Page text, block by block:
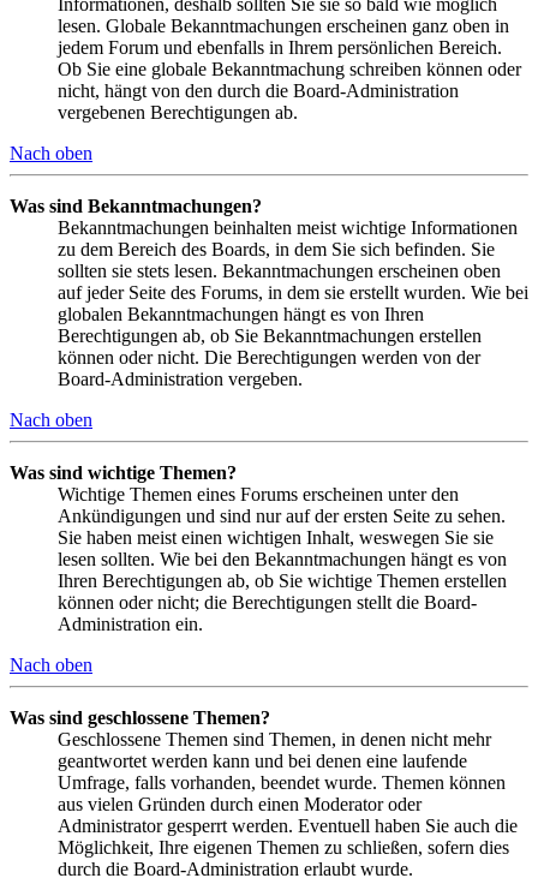
lesen. Globale Bekanntmachungen erscheinen ganz oben in
jedem Forum und ebenfalls in Ihrem persönlichen Bereich.
Ob Sie eine globale Bekanntmachung schreiben können oder
nicht, hängt von den durch die Board-Administration
vergebenen Berechtigungen ab.
Nach oben
Was sind Bekanntmachungen?
Bekanntmachungen beinhalten meist wichtige Informationen
zu dem Bereich des Boards, in dem Sie sich befinden. Sie
sollten sie stets lesen. Bekanntmachungen erscheinen oben
auf jeder Seite des Forums, in dem sie erstellt wurden. Wie bei
globalen Bekanntmachungen hängt es von Ihren
Berechtigungen ab, ob Sie Bekanntmachungen erstellen
können oder nicht. Die Berechtigungen werden von der
Board-Administration vergeben.
Nach oben
Was sind wichtige Themen?
Wichtige Themen eines Forums erscheinen unter den
Ankündigungen und sind nur auf der ersten Seite zu sehen.
Sie haben meist einen wichtigen Inhalt, weswegen Sie sie
lesen sollten. Wie bei den Bekanntmachungen hängt es von
Ihren Berechtigungen ab, ob Sie wichtige Themen erstellen
können oder nicht; die Berechtigungen stellt die Board-
Administration ein.
Nach oben
Was sind geschlossene Themen?
Geschlossene Themen sind Themen, in denen nicht mehr
geantwortet werden kann und bei denen eine laufende
Umfrage, falls vorhanden, beendet wurde. Themen können
aus vielen Gründen durch einen Moderator oder
Administrator gesperrt werden. Eventuell haben Sie auch die
Möglichkeit, Ihre eigenen Themen zu schließen, sofern dies
durch die Board-Administration erlaubt wurde.